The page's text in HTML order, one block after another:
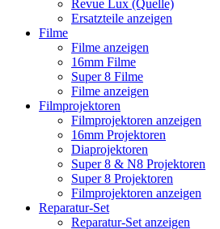
Revue Lux (Quelle)
Ersatzteile anzeigen
Filme
Filme anzeigen
16mm Filme
Super 8 Filme
Filme anzeigen
Filmprojektoren
Filmprojektoren anzeigen
16mm Projektoren
Diaprojektoren
Super 8 & N8 Projektoren
Super 8 Projektoren
Filmprojektoren anzeigen
Reparatur-Set
Reparatur-Set anzeigen